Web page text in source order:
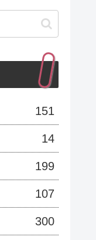
151
14
199
107
300